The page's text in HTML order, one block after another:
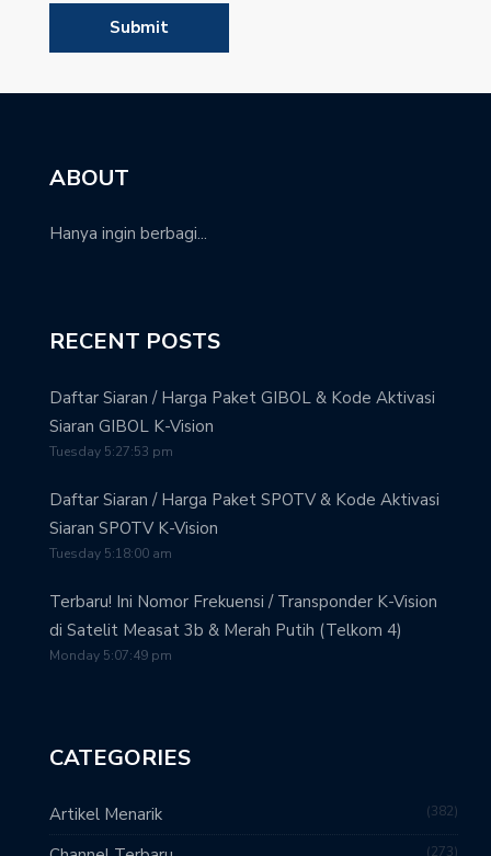
ABOUT
Hanya ingin berbagi...
RECENT POSTS
Daftar Siaran / Harga Paket GIBOL & Kode Aktivasi
Siaran GIBOL K-Vision
Tuesday 5:27:53 pm
Daftar Siaran / Harga Paket SPOTV & Kode Aktivasi
Siaran SPOTV K-Vision
Tuesday 5:18:00 am
Terbaru! Ini Nomor Frekuensi / Transponder K-Vision
di Satelit Measat 3b & Merah Putih (Telkom 4)
Monday 5:07:49 pm
CATEGORIES
Artikel Menarik 382
273